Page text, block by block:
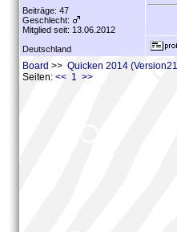
Beiträge: 47
Geschlecht:
Mitglied seit: 13.06.2012
Deutschland
Board >> Quicken 2014
Seiten: << 1 >>